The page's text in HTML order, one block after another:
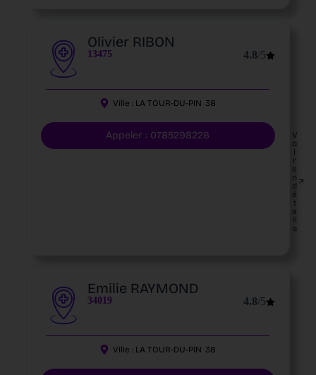
Olivier RIBON
13475 4.8/5
Ville : LA TOUR-DU-PIN 38
Appeler : 0785298226
V
o
i
r
e
n
d
é
t
a
il
s
Emilie RAYMOND
34019 4.8/5
Ville : LA TOUR-DU-PIN 38